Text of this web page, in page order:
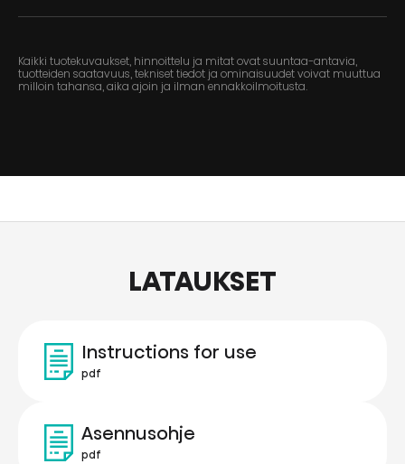
Kaikki tuotekuvaukset, hinnoittelu ja mitat ovat suuntaa-antavia,
tuotteiden saatavuus, tekniset tiedot ja ominaisuudet voivat muuttua
milloin tahansa, aika ajoin ja ilman ennakkoilmoitusta.
LATAUKSET
Instructions for use
pdf
Asennusohje
pdf